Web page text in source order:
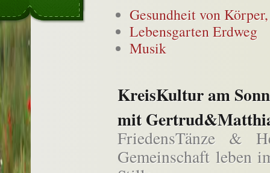
Gesundheit von
Lebensgarten Erdweg
Musik
KreisKultur am
mit
FriedensTänze &
Gemeinschaft leben